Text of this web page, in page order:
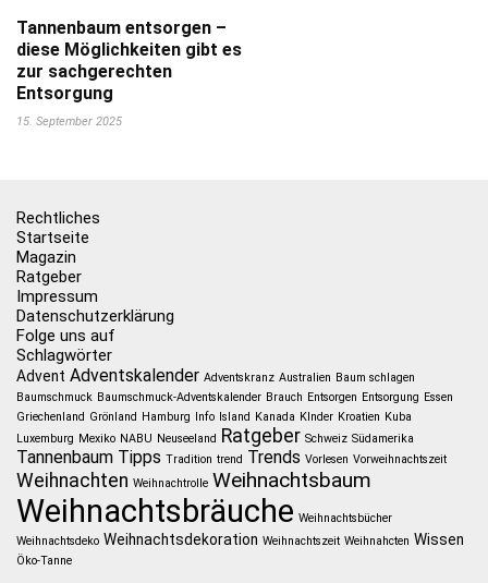
Tannenbaum entsorgen –
diese Möglichkeiten gibt es
zur sachgerechten
Entsorgung
15. September 2025
Rechtliches
Startseite
Magazin
Ratgeber
Impressum
Datenschutzerklärung
Folge uns auf
Schlagwörter
Advent Adventskalender Adventskranz Australien Baum schlagen
Baumschmuck Baumschmuck-Adventskalender Brauch Entsorgen Entsorgung Essen
Griechenland Grönland Hamburg Info Island Kanada KInder Kroatien Kuba
Luxemburg Mexiko NABU Neuseeland Ratgeber Schweiz Südamerika
Tannenbaum Tipps Tradition trend Trends Vorlesen Vorweihnachtszeit
Weihnachten Weihnachtrolle Weihnachtsbaum
Weihnachtsbräuche Weihnachtsbücher
Weihnachtsdeko Weihnachtsdekoration Weihnachtszeit Weihnahcten Wissen
Öko-Tanne